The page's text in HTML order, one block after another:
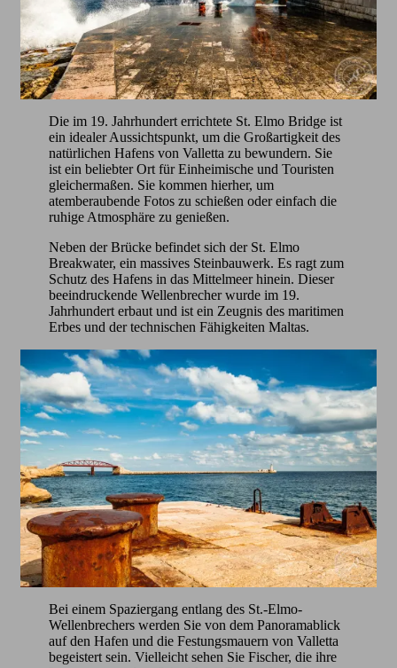
Die im 19. Jahrhundert errichtete St. Elmo Bridge ist
ein idealer Aussichtspunkt, um die Großartigkeit des
natürlichen Hafens von Valletta zu bewundern. Sie
ist ein beliebter Ort für Einheimische und Touristen
gleichermaßen. Sie kommen hierher, um
atemberaubende Fotos zu schießen oder einfach die
ruhige Atmosphäre zu genießen.
Neben der Brücke befindet sich der St. Elmo
Breakwater, ein massives Steinbauwerk. Es ragt zum
Schutz des Hafens in das Mittelmeer hinein. Dieser
beeindruckende Wellenbrecher wurde im 19.
Jahrhundert erbaut und ist ein Zeugnis des maritimen
Erbes und der technischen Fähigkeiten Maltas.
Bei einem Spaziergang entlang des St.-Elmo-
Wellenbrechers werden Sie von dem Panoramablick
auf den Hafen und die Festungsmauern von Valletta
begeistert sein. Vielleicht sehen Sie Fischer, die ihre